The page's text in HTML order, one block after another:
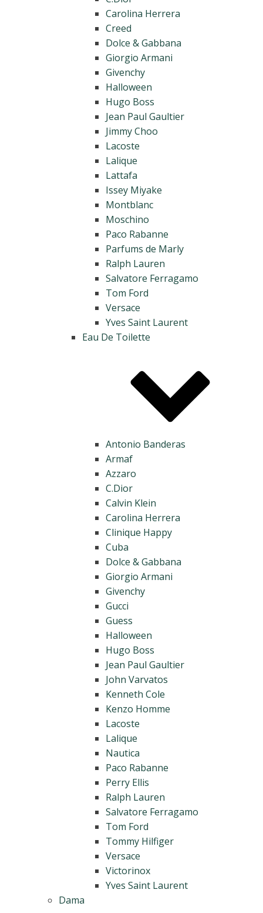
Carolina Herrera
Creed
Dolce & Gabbana
Giorgio Armani
Givenchy
Halloween
Hugo Boss
Jean Paul Gaultier
Jimmy Choo
Lacoste
Lalique
Lattafa
Issey Miyake
Montblanc
Moschino
Paco Rabanne
Parfums de Marly
Ralph Lauren
Salvatore Ferragamo
Tom Ford
Versace
Yves Saint Laurent
Eau De Toilette
Antonio Banderas
Armaf
Azzaro
C.Dior
Calvin Klein
Carolina Herrera
Clinique Happy
Cuba
Dolce & Gabbana
Giorgio Armani
Givenchy
Gucci
Guess
Halloween
Hugo Boss
Jean Paul Gaultier
John Varvatos
Kenneth Cole
Kenzo Homme
Lacoste
Lalique
Nautica
Paco Rabanne
Perry Ellis
Ralph Lauren
Salvatore Ferragamo
Tom Ford
Tommy Hilfiger
Versace
Victorinox
Yves Saint Laurent
Dama